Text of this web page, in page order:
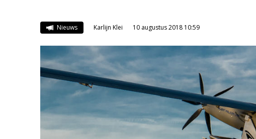
Nieuws Karlijn Klei 10 augustus 2018 10:59